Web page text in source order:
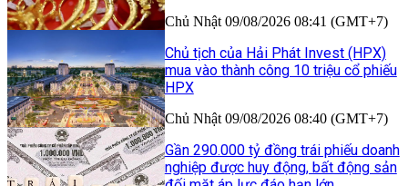
Chủ Nhật 09/08/2026 08:41 (GMT+7)
Chủ tịch của Hải Phát Invest (HPX)
mua vào thành công 10 triệu cổ phiếu
HPX
Chủ Nhật 09/08/2026 08:40 (GMT+7)
Gần 290.000 tỷ đồng trái phiếu doanh
nghiệp được huy động, bất động sản